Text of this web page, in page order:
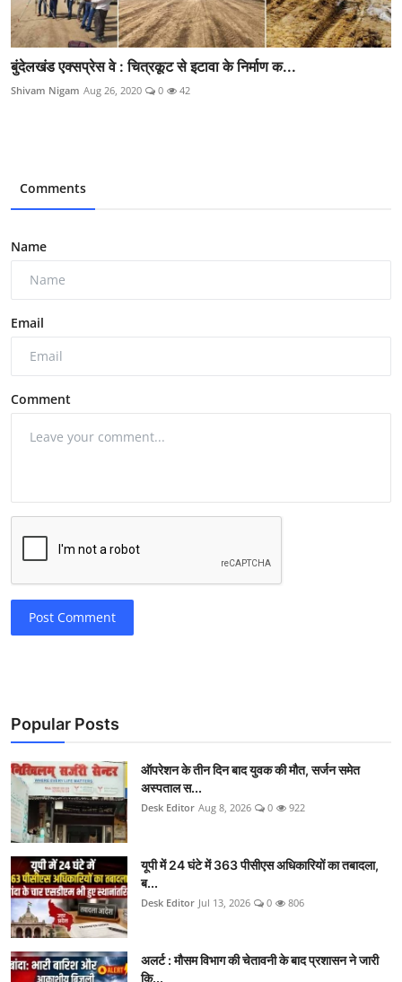
बुंदेलखंड एक्सप्रेस वे : चित्रकूट से इटावा के निर्माण क...
Shivam Nigam Aug 26, 2020 0 42
Comments
Name
Email
Comment
Post Comment
Popular Posts
ऑपरेशन के तीन दिन बाद युवक की मौत, सर्जन समेत
अस्पताल स...
Desk Editor Aug 8, 2026 0 922
यूपी में 24 घंटे में 363 पीसीएस अधिकारियों का तबादला,
ब...
Desk Editor Jul 13, 2026 0 806
अलर्ट : मौसम विभाग की चेतावनी के बाद प्रशासन ने जारी
कि...